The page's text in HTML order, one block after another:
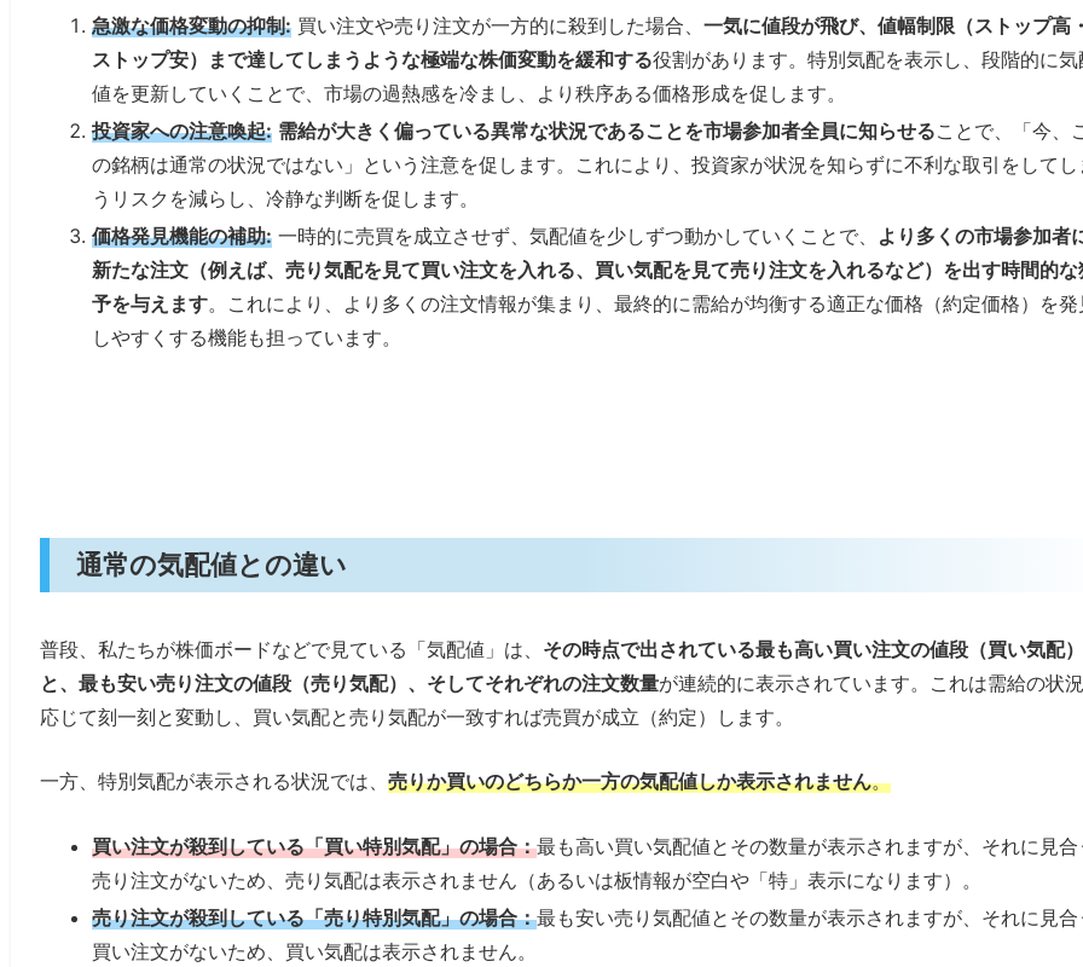
急激な価格変動の抑制: 買い注文や売り注文が一方的に殺到した場合、一気に値段が飛び、値幅制限（ストップ高
ストップ安）まで達してしまうような極端な株価変動を緩和する役割があります。特別気配を表示し、段階的に気
値を更新していくことで、市場の過熱感を冷まし、より秩序ある価格形成を促します。
投資家への注意喚起: 需給が大きく偏っている異常な状況であることを市場参加者全員に知らせることで、「今、
の銘柄は通常の状況ではない」という注意を促します。これにより、投資家が状況を知らずに不利な取引をしてし
うリスクを減らし、冷静な判断を促します。
価格発見機能の補助: 一時的に売買を成立させず、気配値を少しずつ動かしていくことで、 より多くの市場参加者
新たな注文（例えば、売り気配を見て買い注文を入れる、買い気配を見て売り注文を入れるなど）を出す時間的な
予を与えます。これにより、より多くの注文情報が集まり、最終的に需給が均衡する適正な価格（約定価格）を発
しやすくする機能も担っています。
通常の気配値との違い
普段、私たちが株価ボードなどで見ている「気配値」は、 その時点で出されている最も高い買い注文の値段（買い気配）
と、最も安い売り注文の値段（売り気配）、そしてそれぞれの注文数量が連続的に表示されています。これは需給の状
応じて刻一刻と変動し、買い気配と売り気配が一致すれば売買が成立（約定）します。
一方、特別気配が表示される状況では、 売りか買いのどちらか一方の気配値しか表示されません。
買い注文が殺到している「買い特別気配」の場合：最も高い買い気配値とその数量が表示されますが、それに見合
売り注文がないため、売り気配は表示されません（あるいは板情報が空白や「特」表示になります）。
売り注文が殺到している「売り特別気配」の場合：最も安い売り気配値とその数量が表示されますが、それに見合
買い注文がないため、買い気配は表示されません。